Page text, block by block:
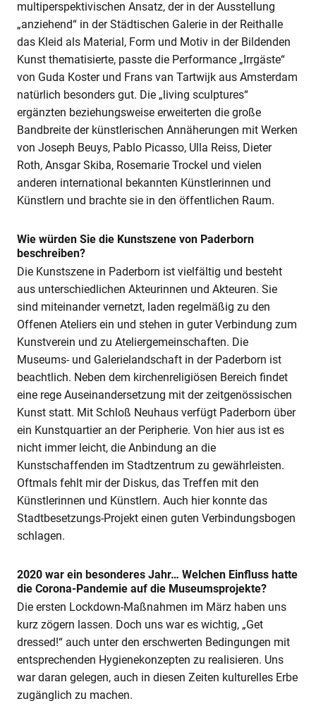
multiperspektivischen Ansatz, der in der Ausstellung
„anziehend“ in der Städtischen Galerie in der Reithalle
das Kleid als Material, Form und Motiv in der Bildenden
Kunst thematisierte, passte die Performance „Irrgäste“
von Guda Koster und Frans van Tartwijk aus Amsterdam
natürlich besonders gut. Die „living sculptures“
ergänzten beziehungsweise erweiterten die große
Bandbreite der künstlerischen Annäherungen mit Werken
von Joseph Beuys, Pablo Picasso, Ulla Reiss, Dieter
Roth, Ansgar Skiba, Rosemarie Trockel und vielen
anderen international bekannten Künstlerinnen und
Künstlern und brachte sie in den öffentlichen Raum.
Wie würden Sie die Kunstszene von Paderborn
beschreiben?
Die Kunstszene in Paderborn ist vielfältig und besteht
aus unterschiedlichen Akteurinnen und Akteuren. Sie
sind miteinander vernetzt, laden regelmäßig zu den
Offenen Ateliers ein und stehen in guter Verbindung zum
Kunstverein und zu Ateliergemeinschaften. Die
Museums- und Galerielandschaft in der Paderborn ist
beachtlich. Neben dem kirchenreligiösen Bereich findet
eine rege Auseinandersetzung mit der zeitgenössischen
Kunst statt. Mit Schloß Neuhaus verfügt Paderborn über
ein Kunstquartier an der Peripherie. Von hier aus ist es
nicht immer leicht, die Anbindung an die
Kunstschaffenden im Stadtzentrum zu gewährleisten.
Oftmals fehlt mir der Diskus, das Treffen mit den
Künstlerinnen und Künstlern. Auch hier konnte das
Stadtbesetzungs-Projekt einen guten Verbindungsbogen
schlagen.
2020 war ein besonderes Jahr… Welchen Einfluss hatte
die Corona-Pandemie auf die Museumsprojekte?
Die ersten Lockdown-Maßnahmen im März haben uns
kurz zögern lassen. Doch uns war es wichtig, „Get
dressed!“ auch unter den erschwerten Bedingungen mit
entsprechenden Hygienekonzepten zu realisieren. Uns
war daran gelegen, auch in diesen Zeiten kulturelles Erbe
zugänglich zu machen.